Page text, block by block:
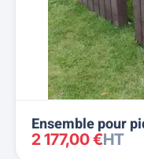
Ensemble pour
2 177,00 €HT